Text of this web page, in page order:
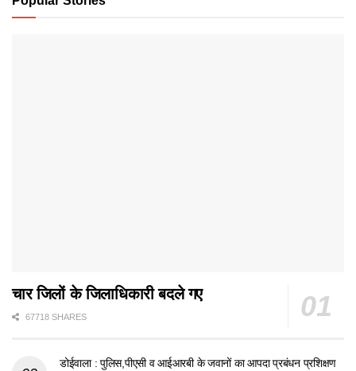
चार जिलों के जिलाधिकारी बदले गए
67718 SHARES
डोईवाला : पुलिस,पीएसी व आईआरबी के जवानों का आपदा प्रबंधन प्रशिक्षण